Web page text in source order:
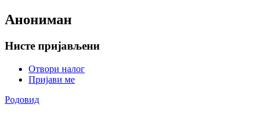
Анониман
Нисте пријављени
Отвори налог
Пријави ме
Родовид